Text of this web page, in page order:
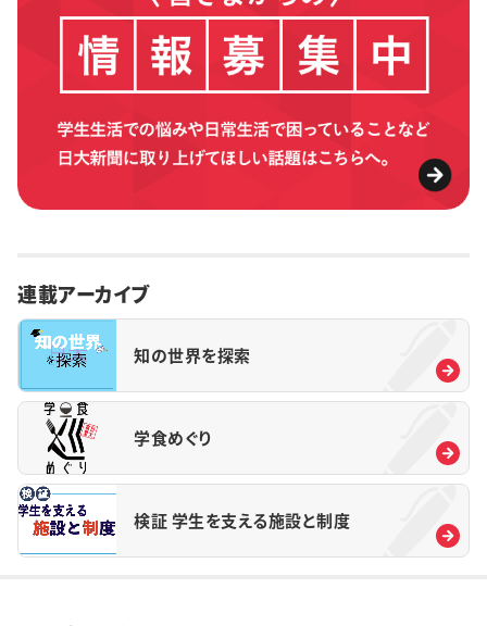
連載アーカイブ
知の世界を探索
学食めぐり
検証 学生を支える施設と制度